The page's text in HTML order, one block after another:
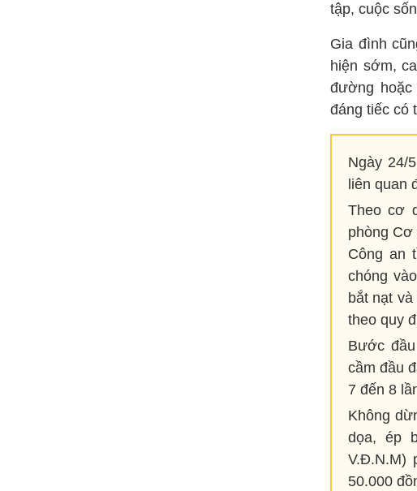
tập, cuộc
Gia đình
hiện sớm,
đường
đáng tiếc có
Ngày 24/
liên quan
Theo cơ
phòng Cơ
Công an
chóng
bắt nạt
theo quy
Bước
cầm đầu
7 đến 8
Không
dọa, ép
V.Đ.N.M)
50.000